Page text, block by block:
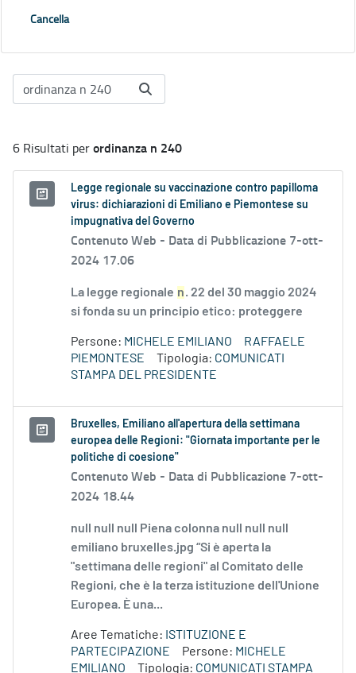
Cancella
6 Risultati perordinanza n 240
Legge regionale su vaccinazione contro papilloma
virus: dichiarazioni di Emiliano e Piemontese su
impugnativa del Governo
Contenuto Web - Data di Pubblicazione 7-ott-
2024 17.06
La legge regionale n. 22 del 30 maggio 2024
si fonda su un principio etico: proteggere
Persone: MICHELE EMILIANO
RAFFAELE
PIEMONTESE
Tipologia: COMUNICATI
STAMPA DEL PRESIDENTE
Bruxelles, Emiliano all'apertura della settimana
europea delle Regioni: "Giornata importante per le
politiche di coesione"
Contenuto Web - Data di Pubblicazione 7-ott-
2024 18.44
null null null Piena colonna null null null
emiliano bruxelles.jpg “Si è aperta la
"settimana delle regioni" al Comitato delle
Regioni, che è la terza istituzione dell'Unione
Europea. È una...
Aree Tematiche: ISTITUZIONE E
PARTECIPAZIONE
Persone: MICHELE
EMILIANO
Tipologia: COMUNICATI STAMPA